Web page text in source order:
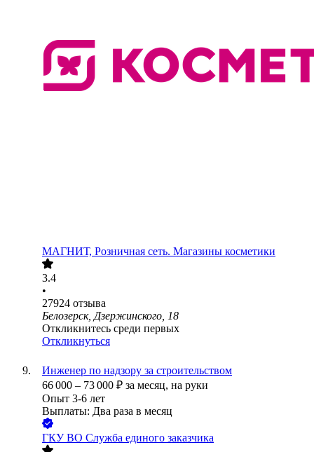
МАГНИТ, Розничная сеть. Магазины косметики
3.4
•
27924 отзыва
Белозерск, Дзержинского, 18
Откликнитесь среди первых
Откликнуться
Инженер по надзору за строительством
66 000 – 73 000 ₽ за месяц, на руки
Опыт 3-6 лет
Выплаты: Два раза в месяц
ГКУ ВО Служба единого заказчика